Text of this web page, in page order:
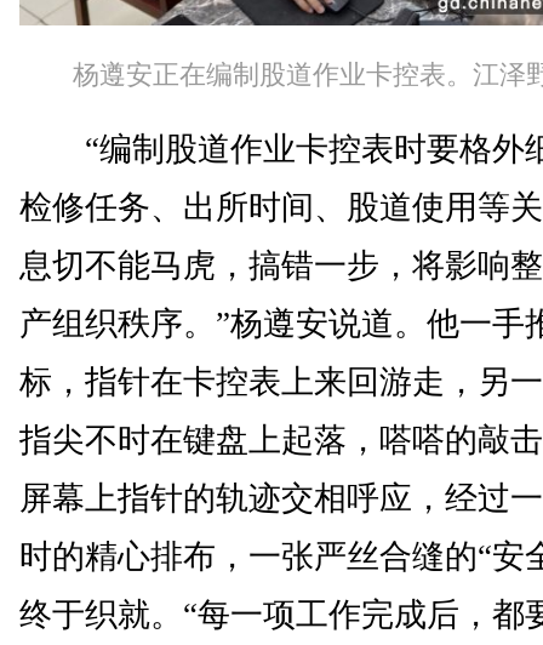
杨遵安正在编制股道作业卡控表。江泽
“编制股道作业卡控表时要格外
检修任务、出所时间、股道使用等
息切不能马虎，搞错一步，将影响
产组织秩序。”杨遵安说道。他一手
标，指针在卡控表上来回游走，另
指尖不时在键盘上起落，嗒嗒的敲
屏幕上指针的轨迹交相呼应，经过
时的精心排布，一张严丝合缝的“安
终于织就。“每一项工作完成后，都